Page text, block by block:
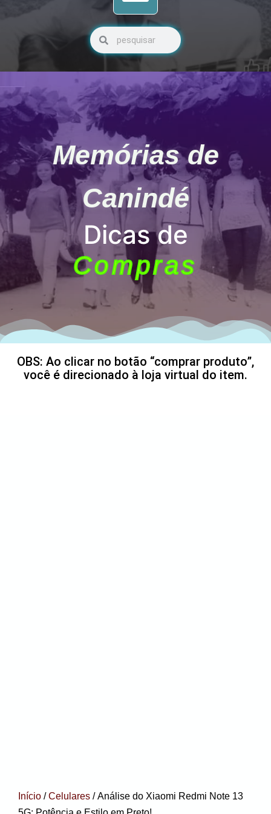
Pesquisar
Memórias de
Canindé
Dicas de
Compras
OBS: Ao clicar no botão “comprar produto”,
você é direcionado à loja virtual do item.
Início /Celulares / Análise do Xiaomi Redmi Note 13